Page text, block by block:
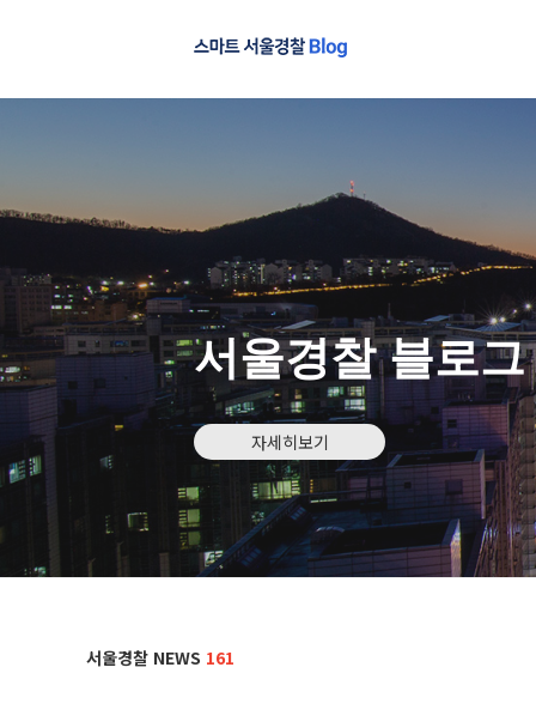
서울경찰 블로그
자세히보기
서울경찰 NEWS 161